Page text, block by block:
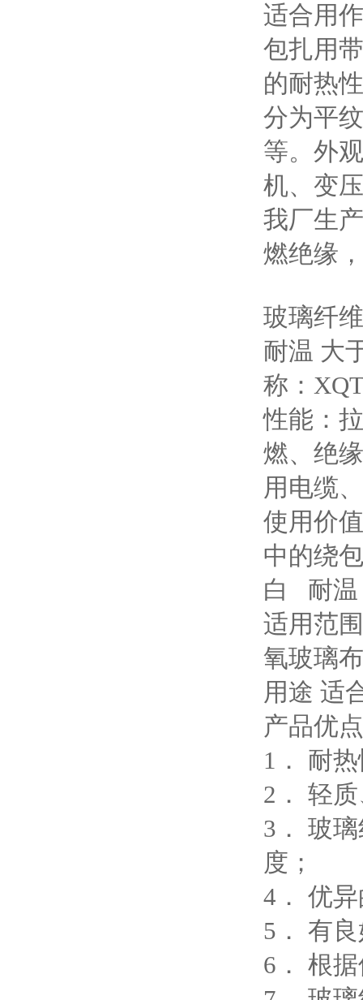
适合用
包扎用
的耐热
分为平
等。外
机、变
我厂生
燃绝缘
玻璃纤
耐温 大
称：
性能：
燃、绝
用电缆
使用价
中的绕
白 耐温
适用范
氧玻
用途 适
产品优
1． 耐
2． 轻
3． 玻
度；
4． 优
5． 有
6． 根